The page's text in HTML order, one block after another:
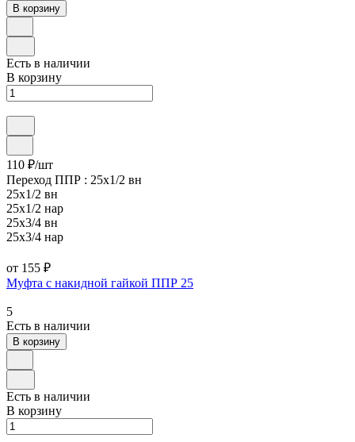
В корзину
Есть в наличии
В корзину
110 ₽/шт
Переход ППР : 25х1/2 вн
25х1/2 вн
25х1/2 нар
25х3/4 вн
25х3/4 нар
от 155 ₽
Муфта с накидной гайкой ППР 25
5
Есть в наличии
В корзину
Есть в наличии
В корзину